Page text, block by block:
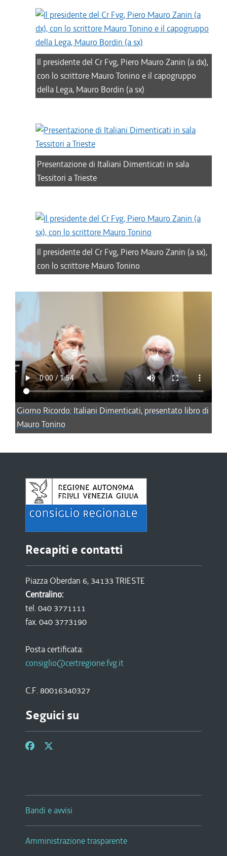
Il presidente del Cr Fvg, Piero Mauro Zanin (a dx),
con lo scrittore Mauro Tonino e il capogruppo
della Lega, Mauro Bordin (a sx)
Presentazione di Italiani Dimenticati in sala
Tessitori a Trieste
Il presidente del Cr Fvg, Piero Mauro Zanin (a sx),
con lo scrittore Mauro Tonino
Giorno Ricordo: Italiani Dimenticati, presentato libro di
Mauro Tonino
Recapiti e contatti
Piazza Oberdan 6, 34133 TRIESTE
Centralino:
tel. 040 3771111
fax. 040 3773190
Posta certificata:
consiglio@certregione.fvg.it
C.F. 80016340327
Seguici su
Bandi e avvisi
Amministrazione trasparente